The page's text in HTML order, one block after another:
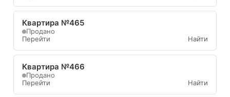
Квартира №465
Продано
Перейти
Найти
Квартира №466
Продано
Перейти
Найти